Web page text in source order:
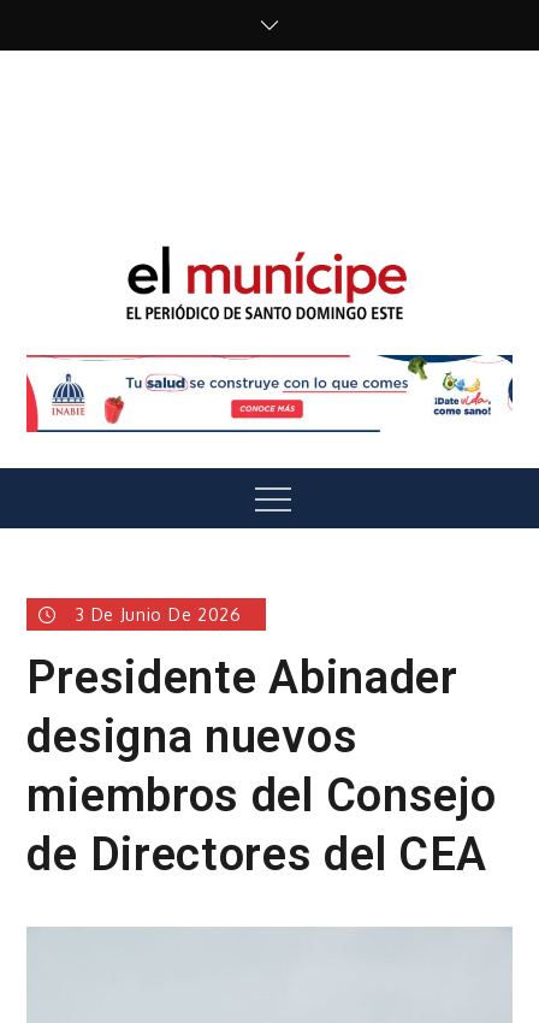
El Munícipe
Menu
3 De Junio De 2026
Presidente Abinader
designa nuevos
miembros del Consejo
de Directores del CEA